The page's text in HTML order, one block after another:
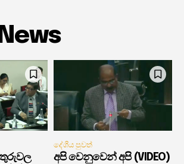
දේශීය පුවත්
අපි වෙනුවෙන් අපි (VIDEO)